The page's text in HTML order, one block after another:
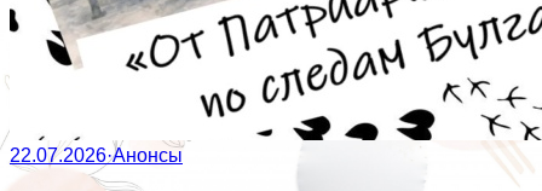
22.07.2026·Анонсы